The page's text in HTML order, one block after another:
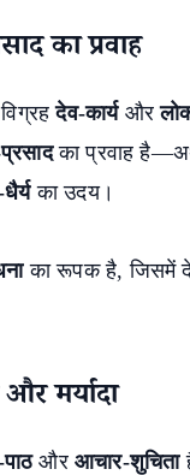
का प्रवाह
विग्रहदेव-कार्यऔर
प्रसादका प्रवाह
का उदय।
का रूपक है, जिसमें
मर्यादा
औरआचार-शुचिता